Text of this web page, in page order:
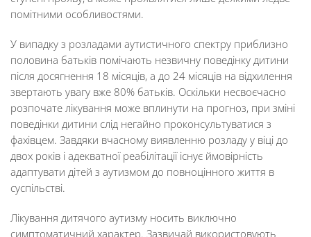
помітними особливостями.
У випадку з розладами аутистичного спектру приблизно
половина батьків помічають незвичну поведінку дитини
після досягнення 18 місяців, а до 24 місяців на відхилення
звертають увагу вже 80% батьків. Оскільки несвоєчасно
розпочате лікування може вплинути на прогноз, при зміні
поведінки дитини слід негайно проконсультуватися з
фахівцем. Завдяки вчасному виявленню розладу у віці до
двох років і адекватної реабілітації існує ймовірність
адаптувати дітей з аутизмом до повноцінного життя в
суспільстві.
Лікування дитячого аутизму носить виключно
симптоматичний характер. Зазвичай використовують